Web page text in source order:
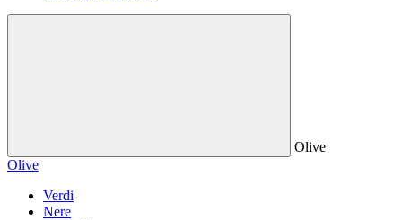
Olive
Olive
Verdi
Nere